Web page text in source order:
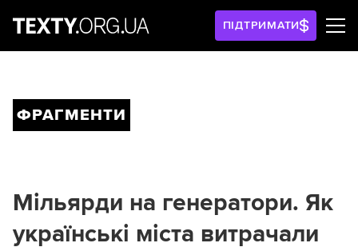
ПІДТРИМАТИ
ФРАГМЕНТИ
Мільярди на генератори. Як
українські міста витрачали